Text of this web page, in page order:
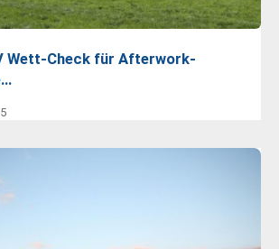
Wett-Check für Afterwork-